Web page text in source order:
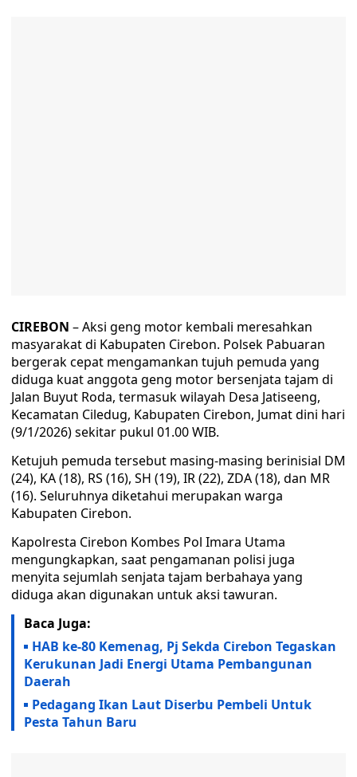
CIREBON – Aksi geng motor kembali meresahkan
masyarakat di Kabupaten Cirebon. Polsek Pabuaran
bergerak cepat mengamankan tujuh pemuda yang
diduga kuat anggota geng motor bersenjata tajam di
Jalan Buyut Roda, termasuk wilayah Desa Jatiseeng,
Kecamatan Ciledug, Kabupaten Cirebon, Jumat dini hari
(9/1/2026) sekitar pukul 01.00 WIB.
Ketujuh pemuda tersebut masing-masing berinisial DM
(24), KA (18), RS (16), SH (19), IR (22), ZDA (18), dan MR
(16). Seluruhnya diketahui merupakan warga
Kabupaten Cirebon.
Kapolresta Cirebon Kombes Pol Imara Utama
mengungkapkan, saat pengamanan polisi juga
menyita sejumlah senjata tajam berbahaya yang
diduga akan digunakan untuk aksi tawuran.
Baca Juga:
HAB ke-80 Kemenag, Pj Sekda Cirebon Tegaskan
Kerukunan Jadi Energi Utama Pembangunan
Daerah
Pedagang Ikan Laut Diserbu Pembeli Untuk
Pesta Tahun Baru